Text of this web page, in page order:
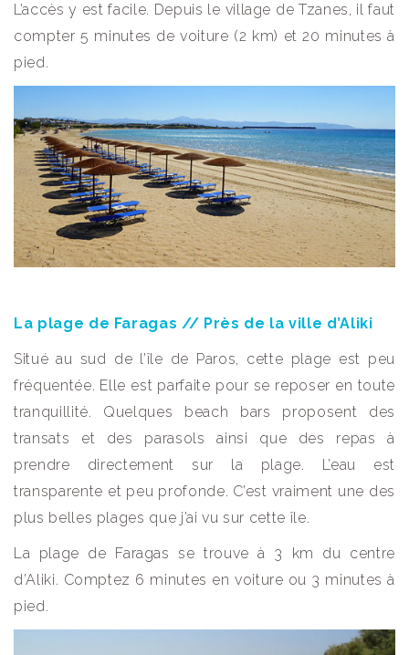
L’accès y est facile. Depuis le village de Tzanes, il faut
compter 5 minutes de voiture (2 km) et 20 minutes à
pied.
La plage de Faragas // Près de la ville d’Aliki
Situé au sud de l’île de Paros, cette plage est peu
fréquentée. Elle est parfaite pour se reposer en toute
tranquillité. Quelques beach bars proposent des
transats et des parasols ainsi que des repas à
prendre directement sur la plage. L’eau est
transparente et peu profonde. C’est vraiment une des
plus belles plages que j’ai vu sur cette île.
La plage de Faragas se trouve à 3 km du centre
d’Aliki. Comptez 6 minutes en voiture ou 3 minutes à
pied.